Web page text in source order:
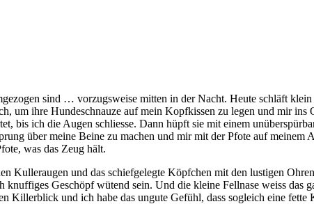
sind … vorzugsweise mitten in der Nacht. Heute schläft
um ihre Hundeschnauze auf mein Kopfkissen zu legen und mir ins
bis ich die Augen schliesse. Dann hüpft sie mit einem
über meine Beine zu machen und mir mit der Pfote auf meinem
was das Zeug hält.
Kulleraugen und das schiefgelegte Köpfchen mit den lustigen
Geschöpf wütend sein. Und die kleine Fellnase weiss das
Killerblick und ich habe das ungute Gefühl, dass sogleich eine